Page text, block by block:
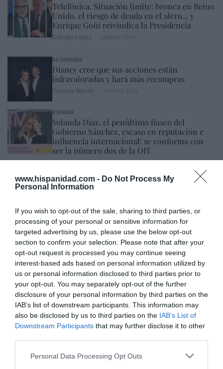
www.hispanidad.com - Do Not Process My
Personal Information
If you wish to opt-out of the sale, sharing to third parties, or
processing of your personal or sensitive information for
targeted advertising by us, please use the below opt-out
section to confirm your selection. Please note that after your
opt-out request is processed you may continue seeing
interest-based ads based on personal information utilized by
us or personal information disclosed to third parties prior to
your opt-out. You may separately opt-out of the further
disclosure of your personal information by third parties on the
IAB’s list of downstream participants. This information may
also be disclosed by us to third parties on the IAB’s List of
Downstream Participants that may further disclose it to other
Personal Data Processing Opt Outs
Telefónica. Situación límite: bronca en Reino
Unido, el riesgo de deuda en el alero... y
Enrique Goñi reivindica la Presidencia
ECONOMÍA
Disney cree que sus acciones están
infravaloradas y hará más recompras
ESPAÑA
Yolanda Díaz, el penúltimo fiasco del
Gobierno Sánchez, escaso en reputación e
influencia internacional: se conforma con
ser la número dos de la OIT
Cristina Martín
INTERNACIONAL
del ELN y el sabotaje de la Izquierda
José Ángel Gutiérrez 06/08/26 12:35
OPINIÓN
Vox pide devolver a los hijos con sus padres...
y es fascista...el PNV opina lo mismo... y es
progresista
Redacción 06/08/26 17:03
ECONOMÍA
Siemens baja en bolsa, pese a que vuelve a
elevar previsiones, tras un trimestre récord
OPINIÓN